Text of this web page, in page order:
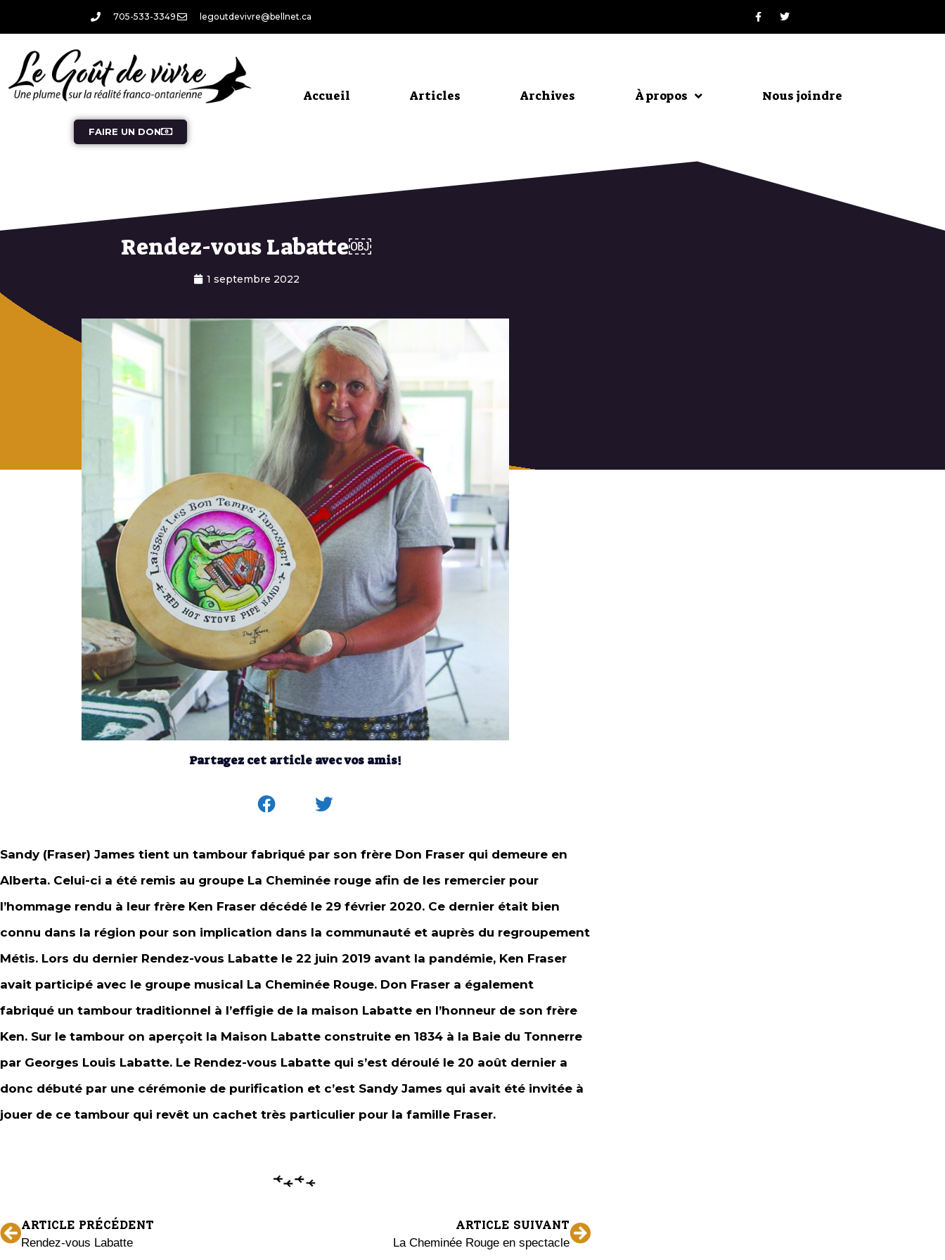
705-533-3349 legoutdevivre@bellnet.ca
FAIRE UN DON
Accueil Articles Archives À propos Nous joindre
Rendez-vous Labatte￼
1 septembre 2022
Partagez cet article avec vos amis!
Sandy (Fraser) James tient un tambour fabriqué par son frère Don Fraser qui demeure en
Alberta. Celui-ci a été remis au groupe La Cheminée rouge afin de les remercier pour
l’hommage rendu à leur frère Ken Fraser décédé le 29 février 2020. Ce dernier était bien
connu dans la région pour son implication dans la communauté et auprès du regroupement
Métis. Lors du dernier Rendez-vous Labatte le 22 juin 2019 avant la pandémie, Ken Fraser
avait participé avec le groupe musical La Cheminée Rouge. Don Fraser a également
fabriqué un tambour traditionnel à l’effigie de la maison Labatte en l’honneur de son frère
Ken. Sur le tambour on aperçoit la Maison Labatte construite en 1834 à la Baie du Tonnerre
par Georges Louis Labatte. Le Rendez-vous Labatte qui s’est déroulé le 20 août dernier a
donc débuté par une cérémonie de purification et c’est Sandy James qui avait été invitée à
jouer de ce tambour qui revêt un cachet très particulier pour la famille Fraser.
ARTICLE PRÉCÉDENT
Rendez-vous Labatte
ARTICLE SUIVANT
La Cheminée Rouge en spectacle